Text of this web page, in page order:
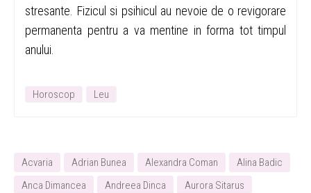
stresante. Fizicul si psihicul au nevoie de o revigorare
permanenta pentru a va mentine in forma tot timpul
anului.
Horoscop Leu
Acvaria Adrian Bunea Alexandra Coman
Alina Badic
Anca Dimancea
Andreea Dinca
Aurora Sitarus